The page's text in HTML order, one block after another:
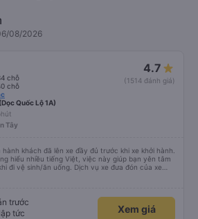
08/2026
chỗ
chỗ
4.7
(1514 đánh giá)
Quốc Lộ 1A)
Tây
khách đã lên xe đầy đủ trước khi xe khởi hành.
hiểu nhiều tiếng Việt, việc này giúp bạn yên tâm
đi vệ sinh/ăn uống. Dịch vụ xe đưa đón của xe
cộng, đưa bạn từ bến xe đến chỗ ở MIỄN PHÍ!
trước
tức
Xem giá